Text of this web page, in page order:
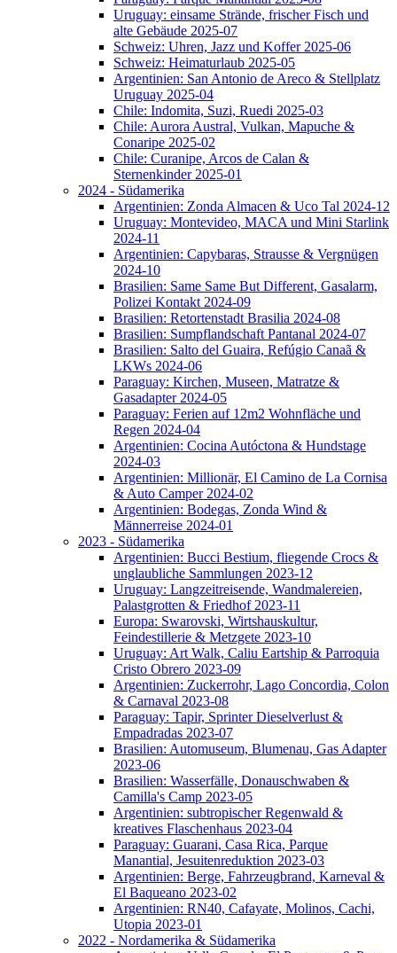
Uruguay: einsame Strände, frischer Fisch und
alte Gebäude 2025-07
Schweiz: Uhren, Jazz und Koffer 2025-06
Schweiz: Heimaturlaub 2025-05
Argentinien: San Antonio de Areco & Stellplatz
Uruguay 2025-04
Chile: Indomita, Suzi, Ruedi 2025-03
Chile: Aurora Austral, Vulkan, Mapuche &
Conaripe 2025-02
Chile: Curanipe, Arcos de Calan &
Sternenkinder 2025-01
2024 - Südamerika
Argentinien: Zonda Almacen & Uco Tal 2024-12
Uruguay: Montevideo, MACA und Mini Starlink
2024-11
Argentinien: Capybaras, Strausse & Vergnügen
2024-10
Brasilien: Same Same But Different, Gasalarm,
Polizei Kontakt 2024-09
Brasilien: Retortenstadt Brasilia 2024-08
Brasilien: Sumpflandschaft Pantanal 2024-07
Brasilien: Salto del Guaira, Refúgio Canaã &
LKWs 2024-06
Paraguay: Kirchen, Museen, Matratze &
Gasadapter 2024-05
Paraguay: Ferien auf 12m2 Wohnfläche und
Regen 2024-04
Argentinien: Cocina Autóctona & Hundstage
2024-03
Argentinien: Millionär, El Camino de La Cornisa
& Auto Camper 2024-02
Argentinien: Bodegas, Zonda Wind &
Männerreise 2024-01
2023 - Südamerika
Argentinien: Bucci Bestium, fliegende Crocs &
unglaubliche Sammlungen 2023-12
Uruguay: Langzeitreisende, Wandmalereien,
Palastgrotten & Friedhof 2023-11
Europa: Swarovski, Wirtshauskultur,
Feindestillerie & Metzgete 2023-10
Uruguay: Art Walk, Caliu Eartship & Parroquia
Cristo Obrero 2023-09
Argentinien: Zuckerrohr, Lago Concordia, Colon
& Carnaval 2023-08
Paraguay: Tapir, Sprinter Dieselverlust &
Empadradas 2023-07
Brasilien: Automuseum, Blumenau, Gas Adapter
2023-06
Brasilien: Wasserfälle, Donauschwaben &
Camilla's Camp 2023-05
Argentinien: subtropischer Regenwald &
kreatives Flaschenhaus 2023-04
Paraguay: Guarani, Casa Rica, Parque
Manantial, Jesuitenreduktion 2023-03
Argentinien: Berge, Fahrzeugbrand, Karneval &
El Baqueano 2023-02
Argentinien: RN40, Cafayate, Molinos, Cachi,
Utopia 2023-01
2022 - Nordamerika & Südamerika